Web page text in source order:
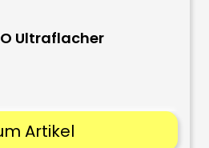
Ultraflacher
Artikel